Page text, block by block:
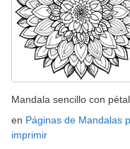
Mandala sencillo con
en Páginas de Mandalas
imprimir